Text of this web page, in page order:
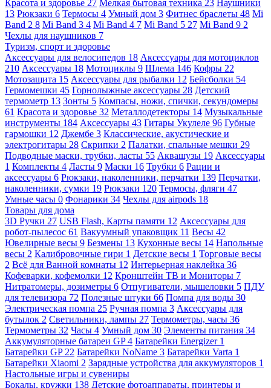
Красота и здоровье 27 Мелкая бытовая техника 23 Наушники
13 Рюкзаки 6 Термосы 4 Умный дом 3 Фитнес браслеты 48 Mi
Band 2 8 Mi Band 3 4 Mi Band 4 7 Mi Band 5 27 Mi Band 9 2
Чехлы для наушников 7
Туризм, спорт и здоровье
Аксессуары для велосипедов 18 Аксессуары для мотоциклов
210 Аксессуары 18 Мотоциклы 9 Шлема 146 Кофры 22
Мотозащита 15 Аксессуары для рыбалки 12 Бейсболки 54
Гермомешки 45 Горнолыжные аксессуары 28 Детский
термометр 13 Зонты 5 Компасы, ножи, спички, секундомеры
61 Красота и здоровье 32 Металлодетекторы 14 Музыкальные
инструменты 184 Аксессуары 43 Гитары Укулеле 96 Губные
гармошки 12 Джембе 3 Классические, акустические и
электрогитары 28 Скрипки 2 Палатки, спальные мешки 29
Подводные маски, трубки, ласты 55 Аквашузы 19 Аксессуары
1 Комплекты 4 Ласты 9 Маски 16 Трубки 6 Рации и
аксессуары 6 Рюкзаки, наколенники, перчатки 139 Перчатки,
наколенники, сумки 19 Рюкзаки 120 Термосы, фляги 47
Умные часы 0 Фонарики 34 Чехлы для airpods 18
Товары для дома
3D Ручки 27 USB Flash, Карты памяти 12 Аксессуары для
робот-пылесос 61 Вакуумный упаковщик 11 Весы 42
Ювелирные весы 9 Безмены 13 Кухонные весы 14 Напольные
весы 2 Калибровочные гири 1 Детские весы 1 Торговые весы
2 Всё для Ванной комнаты 12 Интерьерная наклейка 36
Кофеварки, кофемолки 12 Кронштейн ТВ и Мониторы 7
Нитратомеры, дозиметры 6 Отпугиватели, мышеловки 5 ПДУ
для телевизора 72 Полезные штуки 66 Помпа для воды 30
Электрическая помпа 25 Ручная помпа 3 Аксессуары для
бутылок 2 Светильники, лампы 27 Термометры, часы 36
Термометры 32 Часы 4 Умный дом 30 Элементы питания 34
Аккумуляторные батареи GP4 Батарейки Energizer 1
Батарейки GP 22 Батарейки NoName 3 Батарейки Varta 1
Батарейки Xiaomi 2 Зарядные устройства для аккумуляторов 1
Настольные игры и сувениры
Бокалы, кружки 138 Детские фотоаппараты, принтеры и